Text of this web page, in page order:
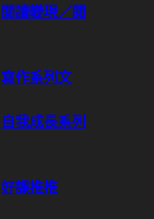
閱讀變現／閱
寫作系列文
自我成長系列
好課推推